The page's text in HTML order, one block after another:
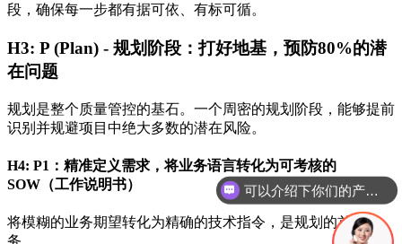
段，确保每一步都有据可依、有标可循。
H3: P (Plan) - 规划阶段：打好地基，预防80%的潜
在问题
规划是整个质量管控的基石。一个周密的规划阶段，能够提前
识别并规避项目中绝大多数的潜在风险。
H4: P1：精准定义需求，将业务语言转化为可考核的
SOW（工作说明书）
将模糊的业务期望转化为精确的技术指令，是规划的首要任
务。
你们是怎么收费的呢